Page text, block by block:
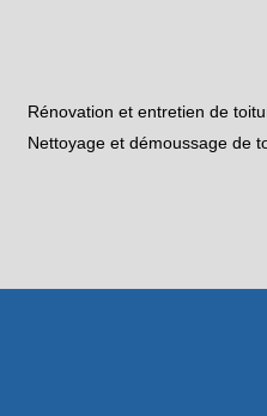
Rénovation et entretien de
Nettoyage et démoussage de